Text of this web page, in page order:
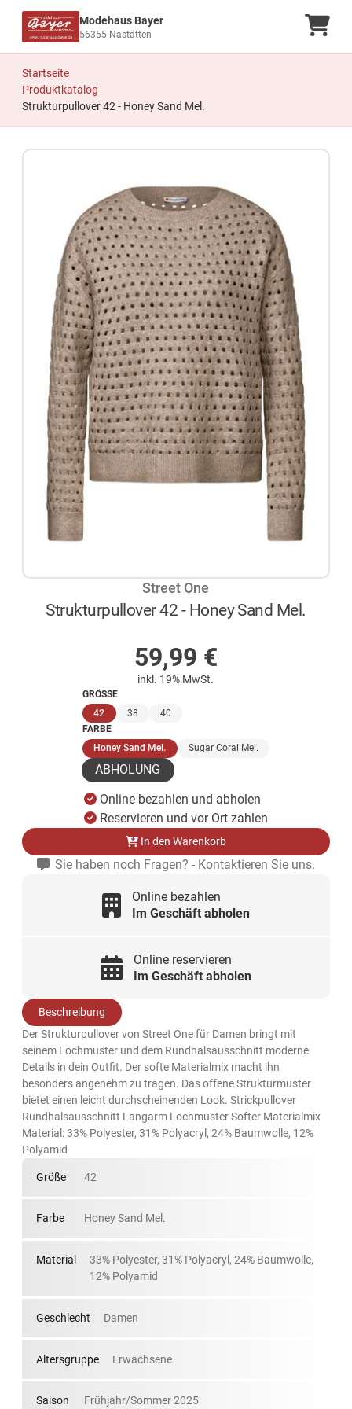
Modehaus Bayer
56355 Nastätten
Startseite
Produktkatalog
Strukturpullover 42 - Honey Sand Mel.
Street One
Strukturpullover 42 - Honey Sand Mel.
59,99 €
inkl. 19% MwSt.
GRÖSSE
42 (ausgewählt)
38
40
FARBE
Honey Sand Mel. (ausgewählt)
Sugar Coral Mel.
ABHOLUNG
Online bezahlen und abholen
Reservieren und vor Ort zahlen
In den Warenkorb
Sie haben noch Fragen? - Kontaktieren Sie uns.
Online bezahlen
Im Geschäft abholen
Online reservieren
Im Geschäft abholen
Beschreibung
Der Strukturpullover von Street One für Damen bringt mit
seinem Lochmuster und dem Rundhalsausschnitt moderne
Details in dein Outfit. Der softe Materialmix macht ihn
besonders angenehm zu tragen. Das offene Strukturmuster
bietet einen leicht durchscheinenden Look. Strickpullover
Rundhalsausschnitt Langarm Lochmuster Softer Materialmix
Material: 33% Polyester, 31% Polyacryl, 24% Baumwolle, 12%
Polyamid
Größe 42
Farbe Honey Sand Mel.
Material
33% Polyester, 31% Polyacryl, 24% Baumwolle,
12% Polyamid
Geschlecht Damen
Altersgruppe Erwachsene
Saison Frühjahr/Sommer 2025